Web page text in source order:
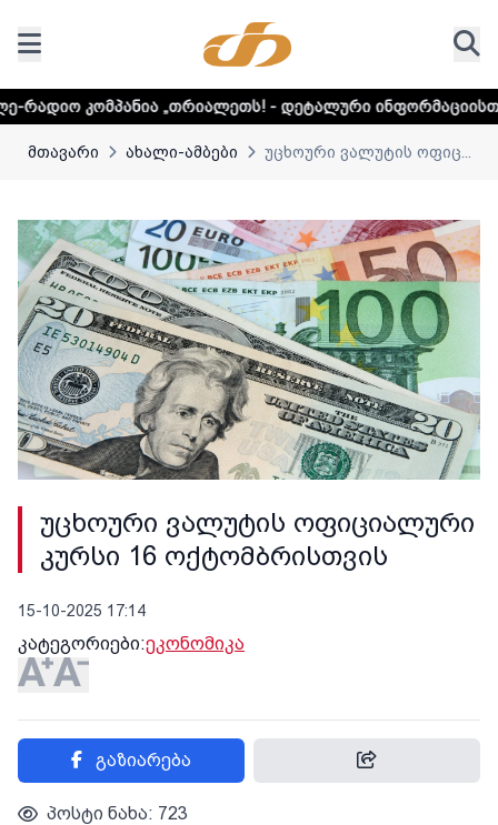
„თრიალეთს! - დეტალური ინფორმაციისთვის
მთავარი ახალი-ამბები უცხოური ვალუტის ოფიც...
უცხოური ვალუტის ოფიციალური
კურსი 16 ოქტომბრისთვის
15-10-2025 17:14
კატეგორიები:ეკონომიკა
გაზიარება
პოსტი ნახა: 723